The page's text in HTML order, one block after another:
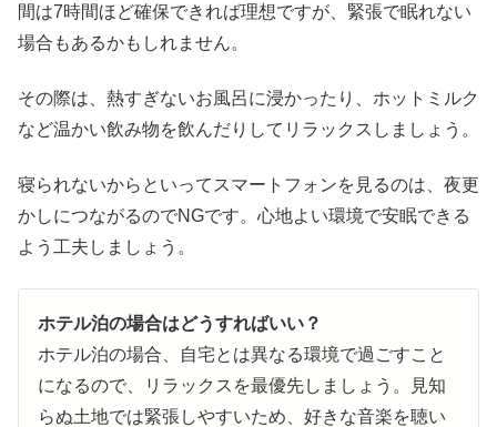
間は7時間ほど確保できれば理想ですが、緊張で眠れない
場合もあるかもしれません。
その際は、熱すぎないお風呂に浸かったり、ホットミルク
など温かい飲み物を飲んだりしてリラックスしましょう。
寝られないからといってスマートフォンを見るのは、夜更
かしにつながるのでNGです。心地よい環境で安眠できる
よう工夫しましょう。
ホテル泊の場合はどうすればいい？
ホテル泊の場合、自宅とは異なる環境で過ごすこと
になるので、リラックスを最優先しましょう。見知
らぬ土地では緊張しやすいため、好きな音楽を聴い